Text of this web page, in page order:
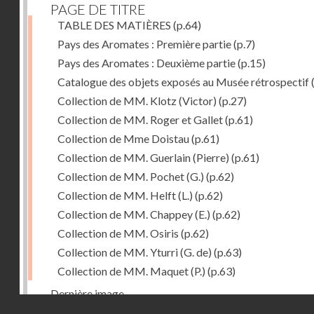
PAGE DE TITRE
TABLE DES MATIÈRES (p.64)
Pays des Aromates : Première partie(p.7)
Pays des Aromates : Deuxième partie(p.15)
Catalogue des objets exposés au Musée rétrospectif
Collection de MM. Klotz (Victor) (p.27)
Collection de MM. Roger et Gallet(p.61)
Collection de Mme Doistau(p.61)
Collection de MM. Guerlain (Pierre) (p.61)
Collection de MM. Pochet (G.) (p.62)
Collection de MM. Helft (L.) (p.62)
Collection de MM. Chappey (E.) (p.62)
Collection de MM. Osiris (p.62)
Collection de MM. Yturri (G. de) (p.63)
Collection de MM. Maquet (P.) (p.63)
Dernière image